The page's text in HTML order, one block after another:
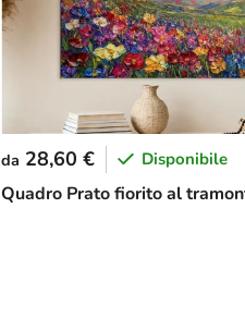
Quadro Prato fiorito al
da 28,60 € Disponibile